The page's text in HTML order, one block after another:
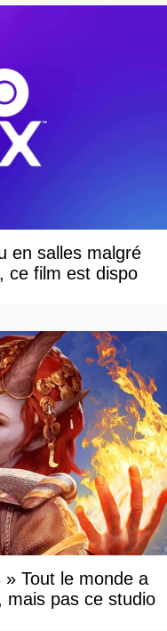
en salles malgré
ce film est dispo
Tout le monde a
mais pas ce studio